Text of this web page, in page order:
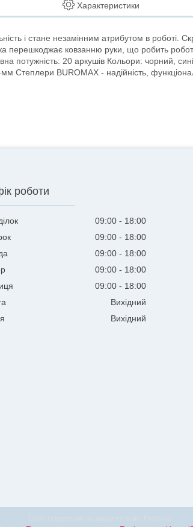
Характеристики
і стане незамінним атрибутом в роботі.
перешкоджає ковзанню руки, що робить
потужність: 20 аркушів Кольори: чорний,
BUROMAX - надійність,
роботи
09:00
18:00
09:00
18:00
09:00
18:00
09:00
18:00
09:00
18:00
Вихідний
Вихідний